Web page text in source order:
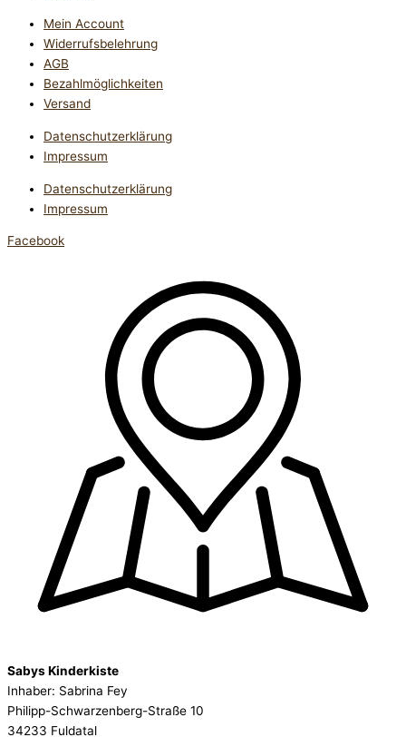
Mein Account
Widerrufsbelehrung
AGB
Bezahlmöglichkeiten
Versand
Datenschutzerklärung
Impressum
Datenschutzerklärung
Impressum
Facebook
Sabys Kinderkiste
Inhaber: Sabrina Fey
Philipp-Schwarzenberg-Straße 10
34233 Fuldatal